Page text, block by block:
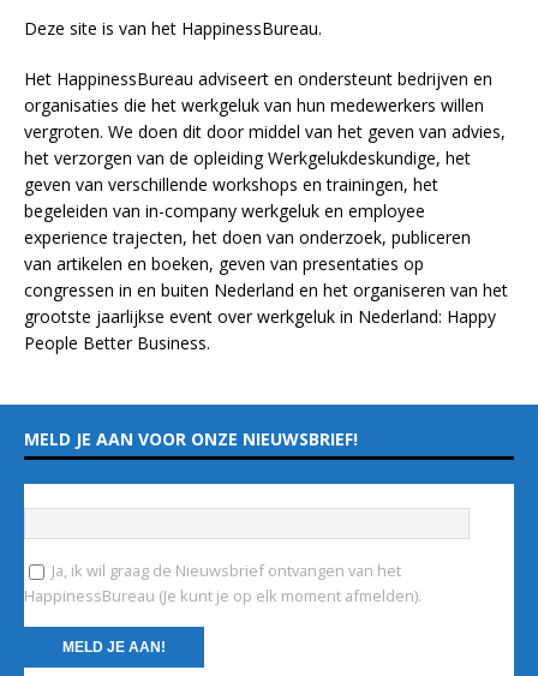
Deze site is van het HappinessBureau.
Het HappinessBureau adviseert en ondersteunt bedrijven en
organisaties die het werkgeluk van hun medewerkers willen
vergroten. We doen dit door middel van het geven van advies,
het verzorgen van de opleidingWerkgelukdeskundige, het
geven van verschillende workshops en trainingen, het
begeleiden van in-company werkgeluk en employee
experiencetrajecten, het doen van onderzoek, publiceren
van artikelen en boeken, geven van presentaties op
congressen in en buiten Nederland en het organiseren van het
grootste jaarlijkse event over werkgeluk in Nederland: Happy
People Better Business.
MELD JE AAN VOOR ONZE NIEUWSBRIEF!
Ja, ik wil graag de Nieuwsbrief ontvangen van het
HappinessBureau (Je kunt je op elk moment afmelden).